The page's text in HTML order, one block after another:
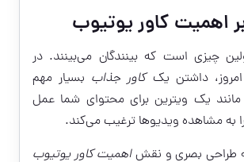
اهمیت کاور یوتیوب
چیزی است که بینندگان می‌بینند. در
امروز، داشتن یککاور جذاب بسیار مهم
یک ویترین برای محتوای شما عمل
به مشاهده ویدیوها ترغیب می‌کند.
طراحی بصری و نقشاهمیت کاور یوتیوب